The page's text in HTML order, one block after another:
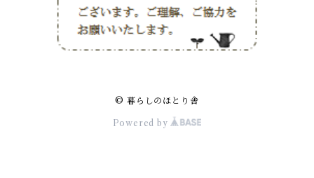
© 暮らしのほとり舎
Powered by